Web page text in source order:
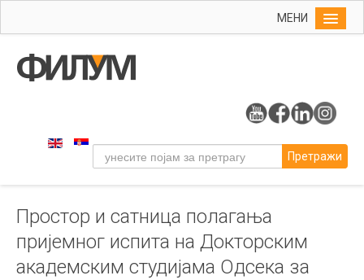
МЕНИ
Упис
Уметност
Музичка уметност
Примењена и ликовна уметност
Галерија
Претражи
Простор и сатница полагања
пријемног испита на Докторским
академским студијама Одсека за